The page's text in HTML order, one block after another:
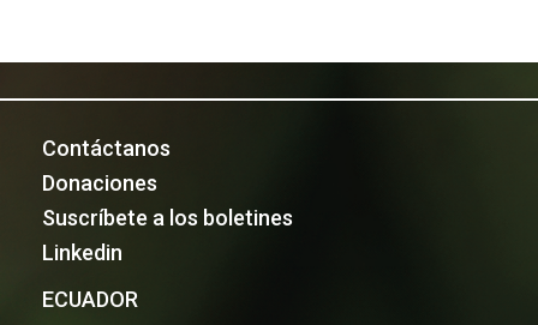
Contáctanos
Donaciones
Suscríbete a los boletines
Linkedin
ECUADOR